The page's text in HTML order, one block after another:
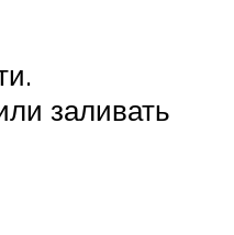
заливать